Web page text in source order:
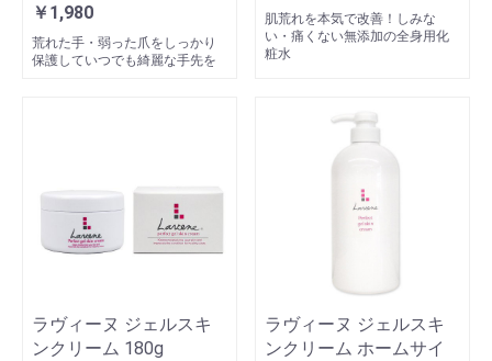
￥1,980
荒れた手・弱った爪をしっかり
保護していつでも綺麗な手先を
肌荒れを本気で改善！しみな
い・痛くない無添加の全身用化
粧水
ラヴィーヌ ジェルスキ
ンクリーム 180g
ラヴィーヌ ジェルスキ
ンクリーム ホームサイ